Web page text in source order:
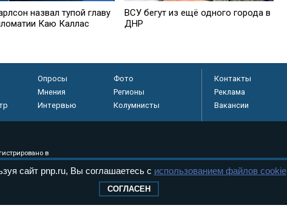
назвал тупой главу
Каю Каллас
ВСУ бегут из ещё одного города в
ДНР
Опросы
Фото
Мнения
Регионы
Интервью Колумнисты
Контакты
Реклама
Вакансии
в
и
сайт pnp.ru, Вы соглашаетесь с использованием файлов cookie
СОГЛАСЕН